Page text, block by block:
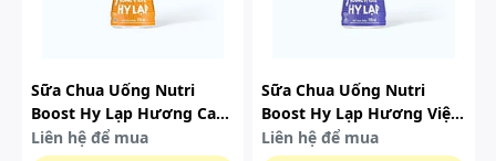
Sữa Chua Uống Nutri
Boost Hy Lạp Hương Cam
(chai 170ml)
Liên hệ để mua
Sữa Chua Uống Nutri
Boost Hy Lạp Hương Việt
Quất (chai 170ml)
Liên hệ để mua